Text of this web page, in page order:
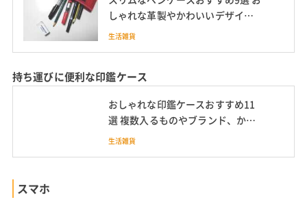
しゃれな革製やかわいいデザイン
も
生活雑貨
持ち運びに便利な印鑑ケース
おしゃれな印鑑ケースおすすめ11
選 複数入るものやブランド、かわ
いい商品も
生活雑貨
スマホ